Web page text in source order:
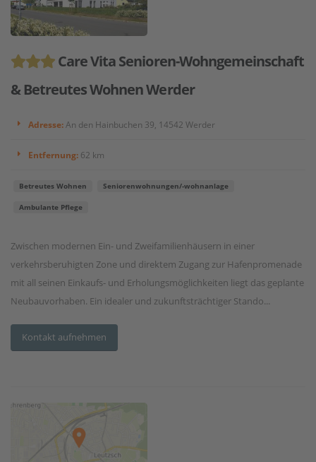
Care Vita Senioren-Wohngemeinschaft
& Betreutes Wohnen Werder
Adresse: An den Hainbuchen 39, 14542 Werder
Entfernung: 62 km
Betreutes Wohnen Seniorenwohnungen/-wohnanlage
Ambulante Pflege
Zwischen modernen Ein- und Zweifamilienhäusern in einer
verkehrsberuhigten Zone und direktem Zugang zur Hafenpromenade
mit all seinen Einkaufs- und Erholungsmöglichkeiten liegt das geplante
Neubauvorhaben. Ein idealer und zukunftsträchtiger Stando...
Kontakt aufnehmen